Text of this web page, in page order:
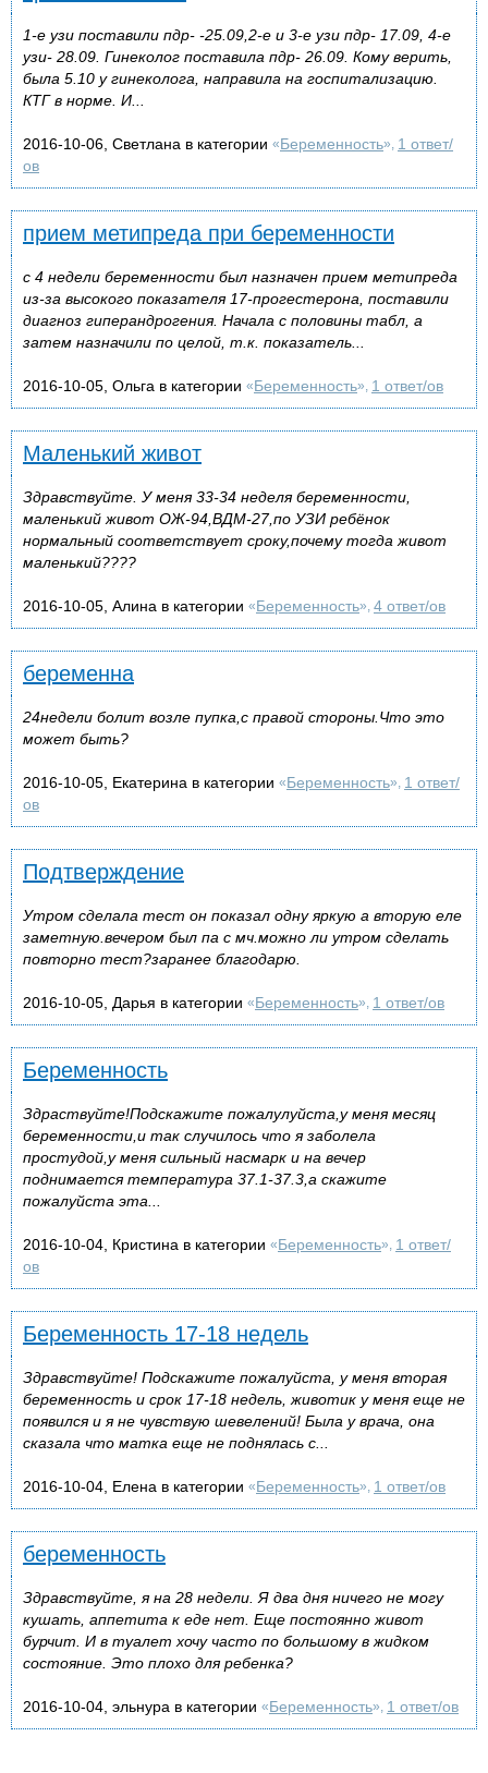
1-е узи поставили пдр- -25.09,2-е и 3-е узи пдр- 17.09, 4-е
узи- 28.09. Гинеколог поставила пдр- 26.09. Кому верить,
была 5.10 у гинеколога, направила на госпитализацию.
КТГ в норме. И...
2016-10-06, Светлана в категории «Беременность», 1 ответ/
ов
прием метипреда при беременности
с 4 недели беременности был назначен прием метипреда
из-за высокого показателя 17-прогестерона, поставили
диагноз гиперандрогения. Начала с половины табл, а
затем назначили по целой, т.к. показатель...
2016-10-05, Ольга в категории «Беременность», 1 ответ/ов
Маленький живот
Здравствуйте. У меня 33-34 неделя беременности,
маленький живот ОЖ-94,ВДМ-27,по УЗИ ребёнок
нормальный соответствует сроку,почему тогда живот
маленький????
2016-10-05, Алина в категории «Беременность», 4 ответ/ов
беременна
24недели болит возле пупка,с правой стороны.Что это
может быть?
2016-10-05, Екатерина в категории «Беременность», 1 ответ/
ов
Подтверждение
Утром сделала тест он показал одну яркую а вторую еле
заметную.вечером был па с мч.можно ли утром сделать
повторно тест?заранее благодарю.
2016-10-05, Дарья в категории «Беременность», 1 ответ/ов
Беременность
Здраствуйте!Подскажите пожалулуйста,у меня месяц
беременности,и так случилось что я заболела
простудой,у меня сильный насмарк и на вечер
поднимается температура 37.1-37.3,а скажите
пожалуйста эта...
2016-10-04, Кристина в категории «Беременность», 1 ответ/
ов
Беременность 17-18 недель
Здравствуйте! Подскажите пожалуйста, у меня вторая
беременность и срок 17-18 недель, животик у меня еще не
появился и я не чувствую шевелений! Была у врача, она
сказала что матка еще не поднялась с...
2016-10-04, Елена в категории «Беременность», 1 ответ/ов
беременность
Здравствуйте, я на 28 недели. Я два дня ничего не могу
кушать, аппетита к еде нет. Еще постоянно живот
бурчит. И в туалет хочу часто по большому в жидком
состояние. Это плохо для ребенка?
2016-10-04, эльнура в категории «Беременность», 1 ответ/ов